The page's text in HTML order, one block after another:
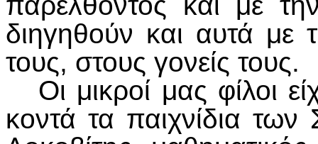
διηγηθούν και αυτά με
τους, στους γονείς τους.
Οι μικροί μας φίλοι
κοντά τα παιχνίδια